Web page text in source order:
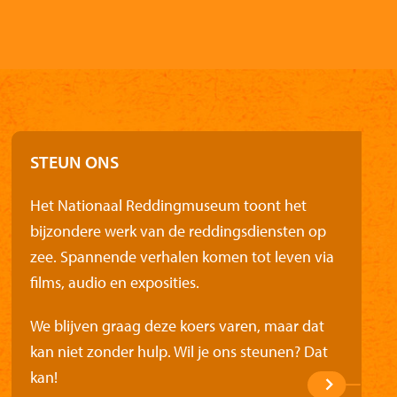
STEUN ONS
Het Nationaal Reddingmuseum toont het
bijzondere werk van de reddingsdiensten op
zee. Spannende verhalen komen tot leven via
films, audio en exposities.
We blijven graag deze koers varen, maar dat
kan niet zonder hulp. Wil je ons steunen? Dat
kan!